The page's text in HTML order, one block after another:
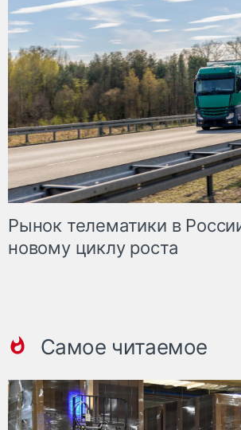
Рынок телематики в
новому циклу роста
Самое читаемое